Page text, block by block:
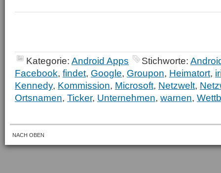
Kategorie: Android Apps Stichworte:
Facebook, findet, Google, Groupon, Heimatort,
Kennedy, Kommission, Microsoft, Netzwelt,
Ortsnamen, Ticker, Unternehmen, warnen,
NACH OBEN